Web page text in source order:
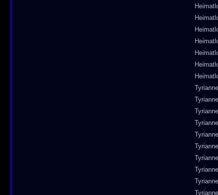
Tyrianne
Tyrianne
Tyrianne
Tyrianne
Tyrianne
Tyrianne
Tyrianne
Tyrianne
Tyrianne
Tyrianne